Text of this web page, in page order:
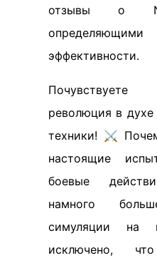
отзывы о
эффективности.
революция в
техники! ⚔️
настоящие
боевые
намного
симуляции на
исключено,